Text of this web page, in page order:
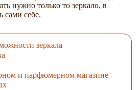
нужно только то зеркало, в
сами себе.
зеркала
и парфюмерном магазине